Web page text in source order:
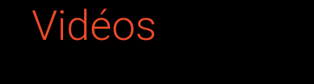
Vidéos